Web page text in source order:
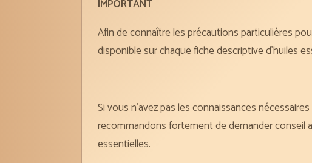
IMPORTANT
Afin de connaître les précautions particulières
disponible sur chaque fiche descriptive d’huiles
Si vous n’avez pas les connaissances
recommandons fortement de demander conseil
essentielles.